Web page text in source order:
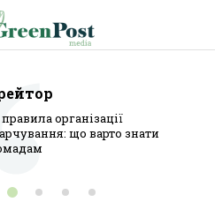
організації
що варто знати